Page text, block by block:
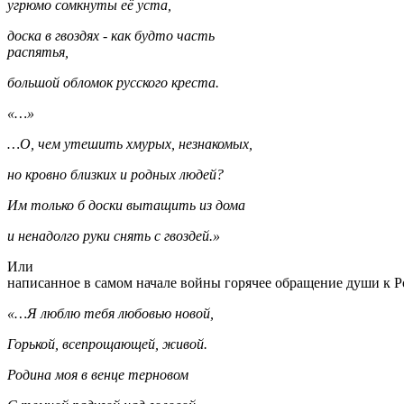
угрюмо сомкнуты её уста,
доска в гвоздях - как будто часть
распятья,
большой обломок русского креста.
«…»
…О, чем утешить хмурых, незнакомых,
но кровно близких и родных людей?
Им только б доски вытащить из дома
и ненадолго руки снять с гвоздей.»
Или
написанное в самом начале войны горячее обращение души к
«…Я люблю тебя любовью новой,
Горькой, всепрощающей, живой.
Родина моя в венце терновом